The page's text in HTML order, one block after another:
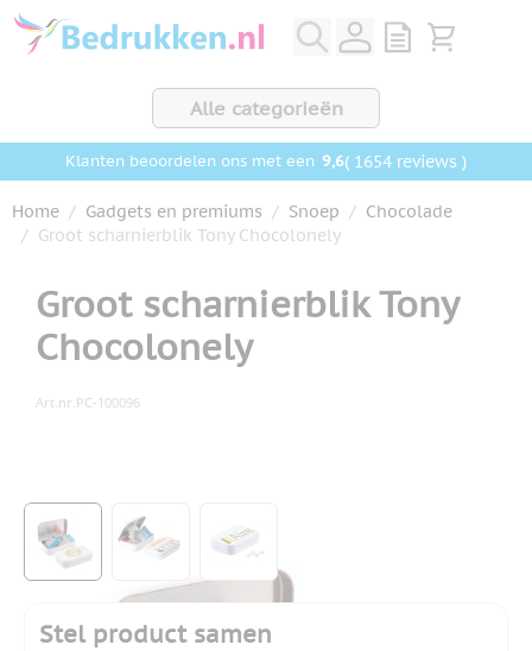
Ga naar de inhoud
View quote,
Bekijk
Alle categorieën
Klanten beoordelen ons met een 9,6( 1654 reviews )
Home / Gadgets en premiums / Snoep / Chocolade
/ Groot scharnierblik Tony Chocolonely
Groot scharnierblik Tony
Chocolonely
Art.nr. PC-100096
View larger image
Stel product samen